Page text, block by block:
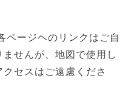
ページヘのリンクはご自
せんが、地図で使用し
セスはご遠慮くださ